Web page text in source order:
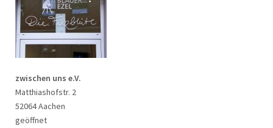
zwischen uns e.V.
Matthiashofstr. 2
52064 Aachen
geöffnet